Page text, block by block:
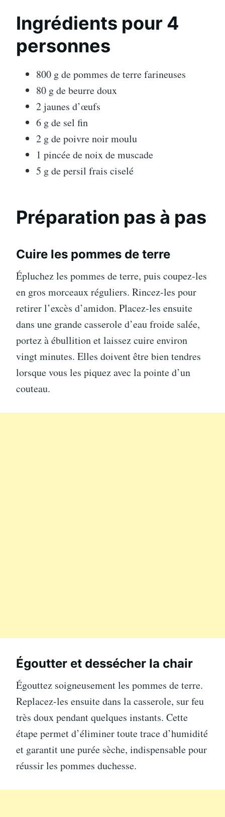
Ingrédients pour 4
personnes
800 g de pommes de terre farineuses
80 g de beurre doux
2 jaunes d’œufs
6 g de sel fin
2 g de poivre noir moulu
1 pincée de noix de muscade
5 g de persil frais ciselé
Préparation pas à pas
Cuire les pommes de terre
Épluchez les pommes de terre, puis coupez-les
en gros morceaux réguliers. Rincez-les pour
retirer l’excès d’amidon. Placez-les ensuite
dans une grande casserole d’eau froide salée,
portez à ébullition et laissez cuire environ
vingt minutes. Elles doivent être bien tendres
lorsque vous les piquez avec la pointe d’un
couteau.
Égoutter et dessécher la chair
Égouttez soigneusement les pommes de terre.
Replacez-les ensuite dans la casserole, sur feu
très doux pendant quelques instants. Cette
étape permet d’éliminer toute trace d’humidité
et garantit une purée sèche, indispensable pour
réussir les pommes duchesse.